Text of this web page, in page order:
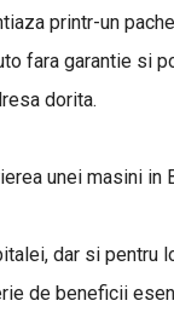
printr-un
fara garantie si
dorita.
unei masini in
dar si pentru
de beneficii